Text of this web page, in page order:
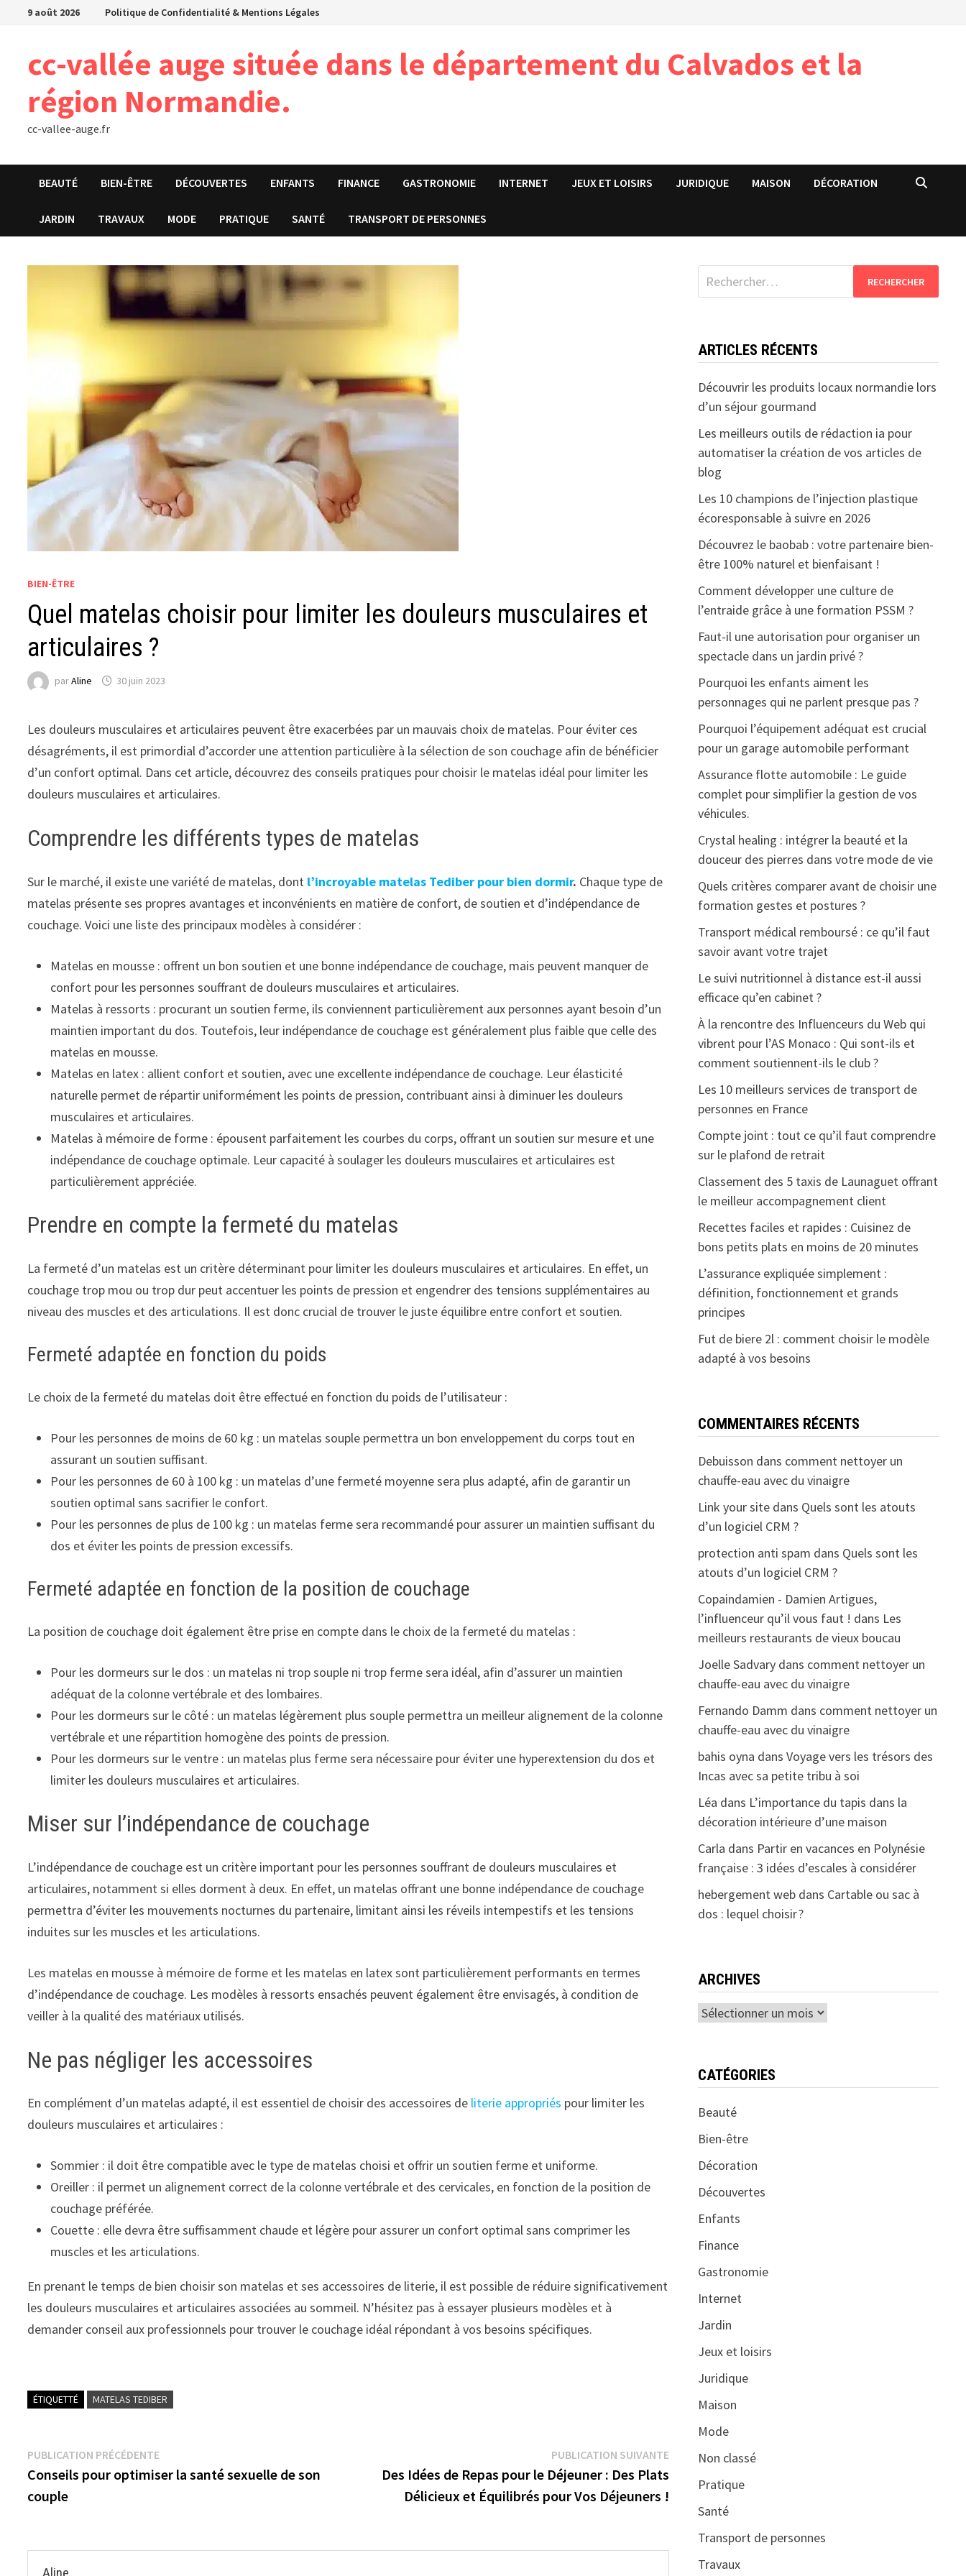
Passer9 août 2026 Politique de Confidentialité & Mentions Légales
cc-vallée auge située dans le département du Calvados et la
région Normandie.
cc-vallee-auge.fr
BEAUTÉ BIEN-ÊTRE DÉCOUVERTES ENFANTS FINANCE GASTRONOMIE INTERNET JEUX ET LOISIRS JURIDIQUE MAISON DÉCORATION
JARDIN TRAVAUX MODE PRATIQUE SANTÉ TRANSPORT DE PERSONNES
BIEN-ÊTRE
Quel matelas choisir pour limiter les douleurs musculaires et
articulaires ?
parAline 30 juin 2023
Les douleurs musculaires et articulaires peuvent être exacerbées par un mauvais choix de matelas. Pour éviter ces
désagréments, il est primordial d’accorder une attention particulière à la sélection de son couchage afin de bénéficier
d’un confort optimal. Dans cet article, découvrez des conseils pratiques pour choisir le matelas idéal pour limiter les
douleurs musculaires et articulaires.
Comprendre les différents types de matelas
Sur le marché, il existe une variété de matelas, dont l’incroyable matelas Tediber pour bien dormir. Chaque type de
matelas présente ses propres avantages et inconvénients en matière de confort, de soutien et d’indépendance de
couchage. Voici une liste des principaux modèles à considérer :
Matelas en mousse : offrent un bon soutien et une bonne indépendance de couchage, mais peuvent manquer de
confort pour les personnes souffrant de douleurs musculaires et articulaires.
Matelas à ressorts : procurant un soutien ferme, ils conviennent particulièrement aux personnes ayant besoin d’un
maintien important du dos. Toutefois, leur indépendance de couchage est généralement plus faible que celle des
matelas en mousse.
Matelas en latex : allient confort et soutien, avec une excellente indépendance de couchage. Leur élasticité
naturelle permet de répartir uniformément les points de pression, contribuant ainsi à diminuer les douleurs
musculaires et articulaires.
Matelas à mémoire de forme : épousent parfaitement les courbes du corps, offrant un soutien sur mesure et une
indépendance de couchage optimale. Leur capacité à soulager les douleurs musculaires et articulaires est
particulièrement appréciée.
Prendre en compte la fermeté du matelas
La fermeté d’un matelas est un critère déterminant pour limiter les douleurs musculaires et articulaires. En effet, un
couchage trop mou ou trop dur peut accentuer les points de pression et engendrer des tensions supplémentaires au
niveau des muscles et des articulations. Il est donc crucial de trouver le juste équilibre entre confort et soutien.
Fermeté adaptée en fonction du poids
Le choix de la fermeté du matelas doit être effectué en fonction du poids de l’utilisateur :
Pour les personnes de moins de 60 kg : un matelas souple permettra un bon enveloppement du corps tout en
assurant un soutien suffisant.
Pour les personnes de 60 à 100 kg : un matelas d’une fermeté moyenne sera plus adapté, afin de garantir un
soutien optimal sans sacrifier le confort.
Pour les personnes de plus de 100 kg : un matelas ferme sera recommandé pour assurer un maintien suffisant du
dos et éviter les points de pression excessifs.
Fermeté adaptée en fonction de la position de couchage
La position de couchage doit également être prise en compte dans le choix de la fermeté du matelas :
Pour les dormeurs sur le dos : un matelas ni trop souple ni trop ferme sera idéal, afin d’assurer un maintien
adéquat de la colonne vertébrale et des lombaires.
Pour les dormeurs sur le côté : un matelas légèrement plus souple permettra un meilleur alignement de la colonne
vertébrale et une répartition homogène des points de pression.
Pour les dormeurs sur le ventre : un matelas plus ferme sera nécessaire pour éviter une hyperextension du dos et
limiter les douleurs musculaires et articulaires.
Miser sur l’indépendance de couchage
L’indépendance de couchage est un critère important pour les personnes souffrant de douleurs musculaires et
articulaires, notamment si elles dorment à deux. En effet, un matelas offrant une bonne indépendance de couchage
permettra d’éviter les mouvements nocturnes du partenaire, limitant ainsi les réveils intempestifs et les tensions
induites sur les muscles et les articulations.
Les matelas en mousse à mémoire de forme et les matelas en latex sont particulièrement performants en termes
d’indépendance de couchage. Les modèles à ressorts ensachés peuvent également être envisagés, à condition de
veiller à la qualité des matériaux utilisés.
Ne pas négliger les accessoires
En complément d’un matelas adapté, il est essentiel de choisir des accessoires de literie appropriés pour limiter les
douleurs musculaires et articulaires :
Sommier : il doit être compatible avec le type de matelas choisi et offrir un soutien ferme et uniforme.
Oreiller : il permet un alignement correct de la colonne vertébrale et des cervicales, en fonction de la position de
couchage préférée.
Couette : elle devra être suffisamment chaude et légère pour assurer un confort optimal sans comprimer les
muscles et les articulations.
En prenant le temps de bien choisir son matelas et ses accessoires de literie, il est possible de réduire significativement
les douleurs musculaires et articulaires associées au sommeil. N’hésitez pas à essayer plusieurs modèles et à
demander conseil aux professionnels pour trouver le couchage idéal répondant à vos besoins spécifiques.
ÉTIQUETTÉ MATELAS TEDIBER
Navigation
de
l’article
PUBLICATION PRÉCÉDENTEPublication
précédente :
Conseils pour optimiser la santé sexuelle de son
couple
PUBLICATION SUIVANTEPublication
suivante :
Des Idées de Repas pour le Déjeuner : Des Plats
Délicieux et Équilibrés pour Vos Déjeuners !
Rechercher :
ARTICLES RÉCENTS
Découvrir les produits locaux normandie lors
d’un séjour gourmand
Les meilleurs outils de rédaction ia pour
automatiser la création de vos articles de
blog
Les 10 champions de l’injection plastique
écoresponsable à suivre en 2026
Découvrez le baobab : votre partenaire bien-
être 100% naturel et bienfaisant !
Comment développer une culture de
l’entraide grâce à une formation PSSM ?
Faut-il une autorisation pour organiser un
spectacle dans un jardin privé ?
Pourquoi les enfants aiment les
personnages qui ne parlent presque pas ?
Pourquoi l’équipement adéquat est crucial
pour un garage automobile performant
Assurance flotte automobile : Le guide
complet pour simplifier la gestion de vos
véhicules.
Crystal healing : intégrer la beauté et la
douceur des pierres dans votre mode de vie
Quels critères comparer avant de choisir une
formation gestes et postures ?
Transport médical remboursé : ce qu’il faut
savoir avant votre trajet
Le suivi nutritionnel à distance est-il aussi
efficace qu’en cabinet ?
À la rencontre des Influenceurs du Web qui
vibrent pour l’AS Monaco : Qui sont-ils et
comment soutiennent-ils le club ?
Les 10 meilleurs services de transport de
personnes en France
Compte joint : tout ce qu’il faut comprendre
sur le plafond de retrait
Classement des 5 taxis de Launaguet offrant
le meilleur accompagnement client
Recettes faciles et rapides : Cuisinez de
bons petits plats en moins de 20 minutes
L’assurance expliquée simplement :
définition, fonctionnement et grands
principes
Fut de biere 2l : comment choisir le modèle
adapté à vos besoins
COMMENTAIRES RÉCENTS
Debuisson dans comment nettoyer un
chauffe-eau avec du vinaigre
Link your sitedans Quels sont les atouts
d’un logiciel CRM ?
protection anti spam dans Quels sont les
atouts d’un logiciel CRM ?
Copaindamien - Damien Artigues,
l’influenceur qu’il vous faut ! dans Les
meilleurs restaurants de vieux boucau
Joelle Sadvarydans comment nettoyer un
chauffe-eau avec du vinaigre
Fernando Damm dans comment nettoyer un
chauffe-eau avec du vinaigre
bahis oyna dans Voyage vers les trésors des
Incas avec sa petite tribu à soi
Léa dans L’importance du tapis dans la
décoration intérieure d’une maison
Carla dans Partir en vacances en Polynésie
française : 3 idées d’escales à considérer
hebergement webdans Cartable ou sac à
dos : lequel choisir ?
ARCHIVES
Archives
CATÉGORIES
Beauté
Bien-être
Décoration
Découvertes
Enfants
Finance
Gastronomie
Internet
Jardin
Jeux et loisirs
Juridique
Maison
Mode
Non classé
Pratique
Santé
Transport de personnes
Travaux